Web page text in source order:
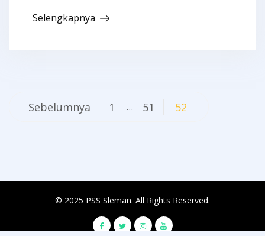
Selengkapnya
Navigasi
Sebelumnya 1 … 51 52
© 2025 PSS Sleman. All Rights Reserved.